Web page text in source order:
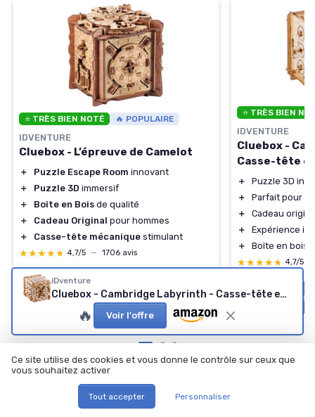
⭐ TRÈS BIEN NOTÉ 🔥 POPULAIRE
IDVENTURE
Cluebox - L’épreuve de Camelot
＋ Puzzle Escape Room innovant
＋
Puzzle 3D immersif
＋
Boîte en Bois de qualité
＋
Cadeau Original pour hommes
＋
Casse-tête mécanique stimulant
★★★★★
★★★★★ 4,7/5 — 1706 avis
Voir l'offre
⭐ TRÈS BIEN
IDVENTURE
Cluebox -
Casse-tête
＋
Puzzle 3D
＋
Parfait pour
＋
Cadeau
＋
Expérience
＋
Boîte en bois
★★★★★
★★★★★ 4,7/5
Voir l'offre
iDventure
Cluebox - Cambridge Labyrinth - Casse-tête en Bois
🔥 Voir l'offre
Les articles par date
Ce site utilise des cookies et vous donne le contrôle sur ceux que
vous souhaitez activer
Tout accepter Personnaliser